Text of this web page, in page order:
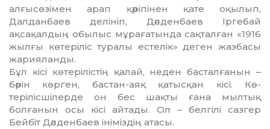
алғысөзімен арап қәріпінен қате оқылып,
Далданбаев делініп, Дәлденбаев Іргебай
ақсақалдың обылыс мұрағатында сақталған «1916
жылғы көтеріліс туралы естелік» деген жазбасы
жарияланды.
Бұл кісі көтерілістің қалай, не­ден басталғанын –
бәрін көр­ген, бастан-аяқ қатысқан кісі. Кө­
терілісшілерде он бес шақты ғана мылтық
болғанын осы кісі айтады. Ол – белгілі сазгер
Бейбіт Дәлденбаев ініміздің атасы.